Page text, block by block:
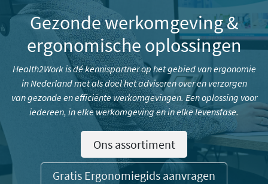
Gezonde werkomgeving &
ergonomische oplossingen
Health2Work is dé kennispartner op het gebied van ergonomie
in Nederland met als doel het adviseren over en verzorgen
van gezonde en efficiënte werkomgevingen. Een oplossing voor
iedereen, in elke werkomgeving en in elke levensfase.
Ons assortiment
Gratis Ergonomiegids aanvragen